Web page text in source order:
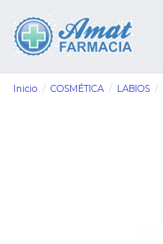
Inicio COSMÉTICA LABIOS